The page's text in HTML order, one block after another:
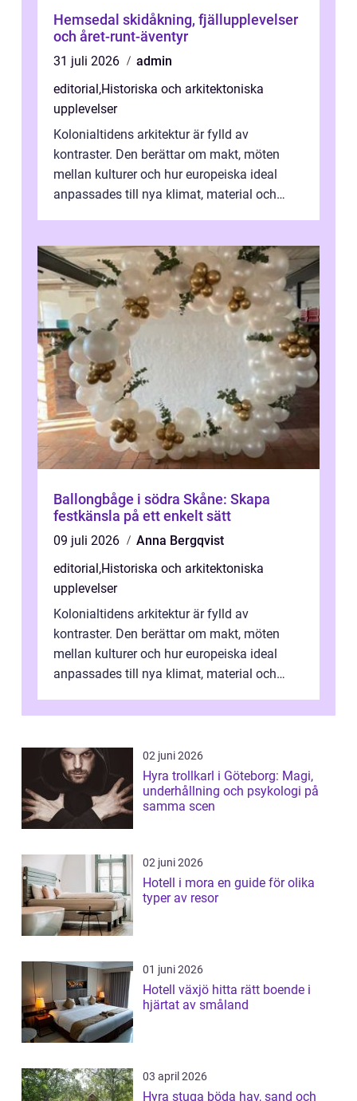
Hemsedal skidåkning, fjällupplevelser
och året-runt-äventyr
31 juli 2026
admin
editorial,Historiska och arkitektoniska
upplevelser
Kolonialtidens arkitektur är fylld av
kontraster. Den berättar om makt, möten
mellan kulturer och hur europeiska ideal
anpassades till nya klimat, material och
Ballongbåge i södra Skåne: Skapa
festkänsla på ett enkelt sätt
09 juli 2026
Anna Bergqvist
editorial,Historiska och arkitektoniska
upplevelser
Kolonialtidens arkitektur är fylld av
kontraster. Den berättar om makt, möten
mellan kulturer och hur europeiska ideal
anpassades till nya klimat, material och
02 juni 2026
Hyra trollkarl i Göteborg: Magi,
underhållning och psykologi på
samma scen
02 juni 2026
Hotell i mora en guide för olika
typer av resor
01 juni 2026
Hotell växjö hitta rätt boende i
hjärtat av småland
03 april 2026
Hyra stuga böda hav, sand och